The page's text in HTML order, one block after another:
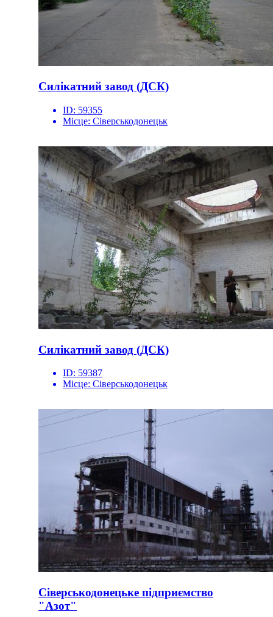
Силікатний завод (ДСК)
ID: 59355
Місце: Сіверськодонецьк
Силікатний завод (ДСК)
ID: 59387
Місце: Сіверськодонецьк
Сіверськодонецьке підприємство
"Азот"